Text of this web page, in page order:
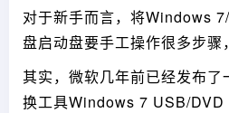
对于新手而言，将Windows
盘启动盘要手工操作很多步骤
其实，微软几年前已经发布
换工具Windows 7 USB/